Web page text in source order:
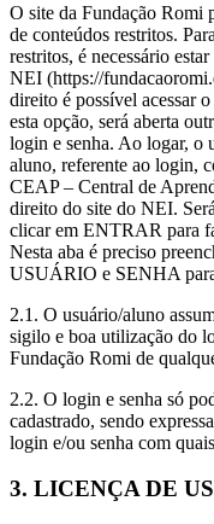
O site da Fundação Romi
de conteúdos restritos.
restritos, é necessário
NEI (https://
direito é possível
esta opção, será aberta
login e senha. Ao logar, o
aluno, referente ao login,
CEAP – Central de
direito do site do NEI.
clicar em ENTRAR para
Nesta aba é preciso
USUÁRIO e SENHA
2.1. O usuário/aluno
sigilo e boa utilização do
Fundação Romi de
2.2. O login e senha só
cadastrado, sendo
login e/ou senha com
3. LICENÇA DE